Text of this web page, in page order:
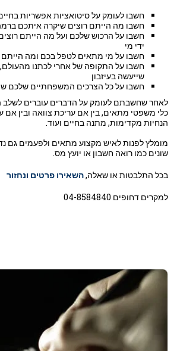
חשבו לעומק על סיטואציות אפשריות
חשבו מה הייתם רוצים שיקרה איתכם
חשבו על הרכוש שלכם ועל מה הייתם
ידי מי
חשבו על מי מתאים לטפל בכם ומה הייתם
חשבו על התקופה של אחרי לכתנו
שייעשה בעיזבון
חשבו על כל הצרכים המשפחתיים שלכם
לאחר שחשבתם לעומק על הדברים עוברים לשלב
כלי משפטי מתאים, בין אם עריכת צוואה ובין אם
הנחיות מקדימות, מתנה בחיים ועוד.
מומלץ לפנות לאיש מקצוע מתאים ולפעמים גם
שונים כמו רואה חשבון או יועץ מס.
בכל התלבטות או שאלה,השאירו פרטים ונחזור
למקרים דחופים 04-8584840